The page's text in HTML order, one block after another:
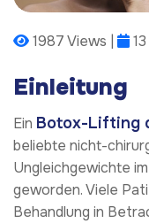
1987 Views |
Einleitung
Ein Botox-Lifting
beliebte nicht-
Ungleichgewichte
geworden. Viele
Behandlung in